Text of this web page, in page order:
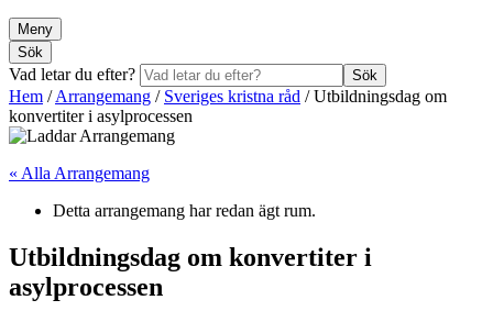
Meny
Sök
Vad letar du efter? Sök
Hem /Arrangemang / Sveriges kristna råd /Utbildningsdag om
konvertiter i asylprocessen
« Alla Arrangemang
Detta arrangemang har redan ägt rum.
Utbildningsdag om konvertiter i
asylprocessen